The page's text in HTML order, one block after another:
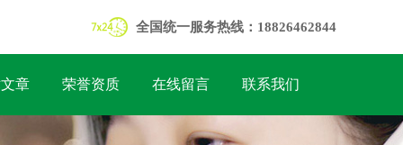
全国统一服务热线：18826462844
章 荣誉资质 在线留言 联系我们